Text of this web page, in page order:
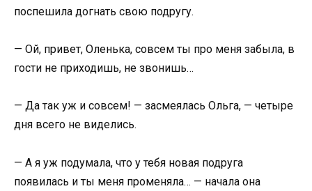
поспешила догнать свою подругу.
— Ой, привет, Оленька, совсем ты про меня забыла, в
гости не приходишь, не звонишь…
— Да так уж и совсем! — засмеялась Ольга, — четыре
дня всего не виделись.
— А я уж подумала, что у тебя новая подруга
появилась и ты меня променяла… — начала она